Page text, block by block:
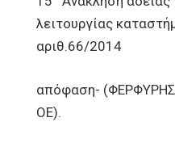
λειτουργίας
αριθ.66/2014
απόφαση-
ΟΕ).